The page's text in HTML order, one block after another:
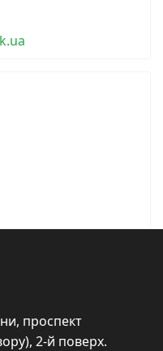
проспект
2-й поверх.